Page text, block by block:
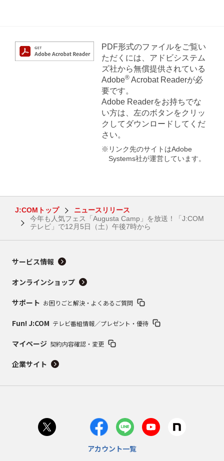
PDF形式のファイルをご覧い
ただくには、アドビシステム
ズ社から無償提供されている
Adobe®Acrobat Readerが必
要です。
Adobe Readerをお持ちでな
い方は、左のボタンをクリッ
クしてダウンロードしてくだ
さい。
※リンク先のサイトはAdobe
Systems社が運営しています。
J:COMトップ
ニュースリリース
今年も人気フェス「Augusta Camp」を放送！「J:COM
テレビ」で12月5日（土）午後7時から
サービス情報
オンラインショップ
サポート お困りごと解決・よくあるご質問
Fun! J:COM テレビ番組情報／プレゼント・優待
マイページ 契約内容確認・変更
企業サイト
アカウント一覧